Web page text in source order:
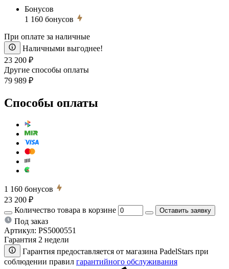
Бонусов
1 160 бонусов
При оплате за наличные
Наличными выгоднее!
23 200 ₽
Другие способы оплаты
79 989 ₽
Способы оплаты
1 160 бонусов
23 200 ₽
Количество товара в корзине
Оставить заявку
Под заказ
Артикул: PS5000551
Гарантия 2 недели
Гарантия предоставляется от магазина PadelStars при
соблюдении правил гарантийного обслуживания